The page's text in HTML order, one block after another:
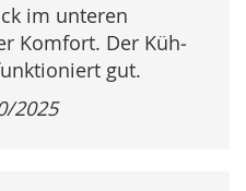
im unteren
Komfort. Der Küh­
gut.
2025